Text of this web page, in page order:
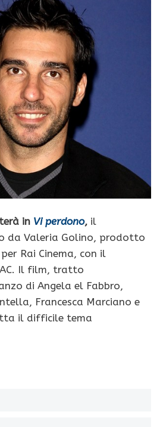
in Vi perdono, il
da Valeria Golino, prodotto
Rai Cinema, con il
Il film, tratto
di Angela el Fabbro,
Francesca Marciano e
il difficile tema